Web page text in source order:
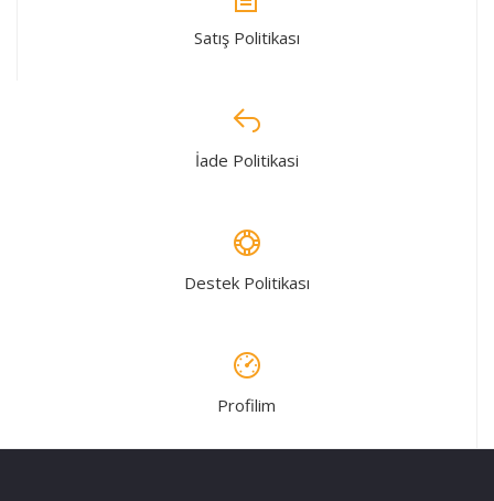
Satış Politikası
İade Politikasi
Destek Politikası
Profilim